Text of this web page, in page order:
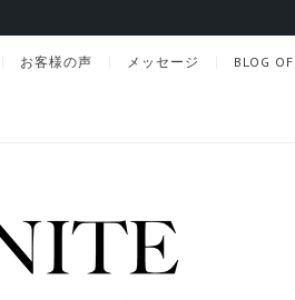
お客様の声 メッセージ BLOG